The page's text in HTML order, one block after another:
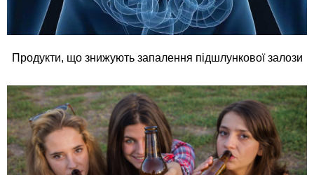
Продукти, що знижують запалення підшлункової залози